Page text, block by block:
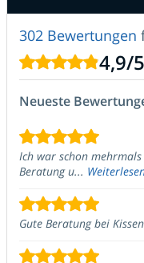
302 Bewertungen
4,9/5
Neueste
Ich war schon
Beratung u...
Gute Beratung bei